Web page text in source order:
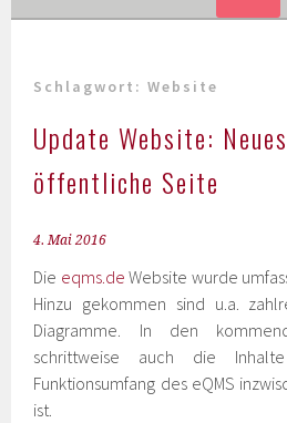
Schlagwort:Website
Update Website:
öffentliche Seite
4. Mai 2016
Die eqms.de Website wurde
Hinzu gekommen sind u.a.
Diagramme. In den
schrittweise auch die
Funktionsumfang des eQMS
ist.